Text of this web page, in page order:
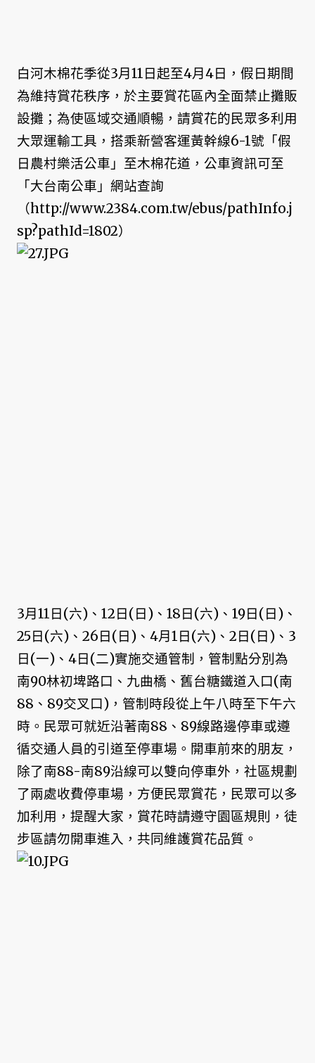
白河木棉花季從3月11日起至4月4日，假日期間
為維持賞花秩序，於主要賞花區內全面禁止攤販
設攤；為使區域交通順暢，請賞花的民眾多利用
大眾運輸工具，搭乘新營客運黃幹線6-1號「假
日農村樂活公車」至木棉花道，公車資訊可至
「大台南公車」網站查詢
（http://www.2384.com.tw/ebus/pathInfo.j
sp?pathId=1802）
3月11日(六)、12日(日)、18日(六)、19日(日)、
25日(六)、26日(日)、4月1日(六)、2日(日)、3
日(一)、4日(二)實施交通管制，管制點分別為
南90林初埤路口、九曲橋、舊台糖鐵道入口(南
88、89交叉口)，管制時段從上午八時至下午六
時。民眾可就近沿著南88、89線路邊停車或遵
循交通人員的引道至停車場。開車前來的朋友，
除了南88-南89沿線可以雙向停車外，社區規劃
了兩處收費停車場，方便民眾賞花，民眾可以多
加利用，提醒大家，賞花時請遵守園區規則，徒
步區請勿開車進入，共同維護賞花品質。